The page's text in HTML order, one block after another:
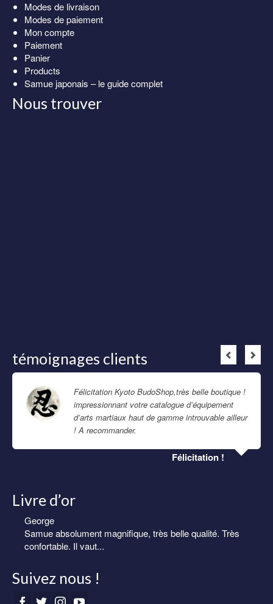
Modes de livraison
Modes de paiement
Mon compte
Paiement
Panier
Products
Samue japonais – le guide complet
Nous trouver
témoignages clients
Félicitation Kyoto BudoShop,très belle boutique !
impressionnant votre catalogue d’équipement
d’arts martiaux haut de gamme introuvable ailleur
! A recommander.
Félicitation !
Livre d’or
George
Samue absolument magnifique, très belle qualité. Très
confortable. Il vaut...
Eric
Samue homme de très belle qualité. Livraison rapide et
soignée.
Suivez nous !